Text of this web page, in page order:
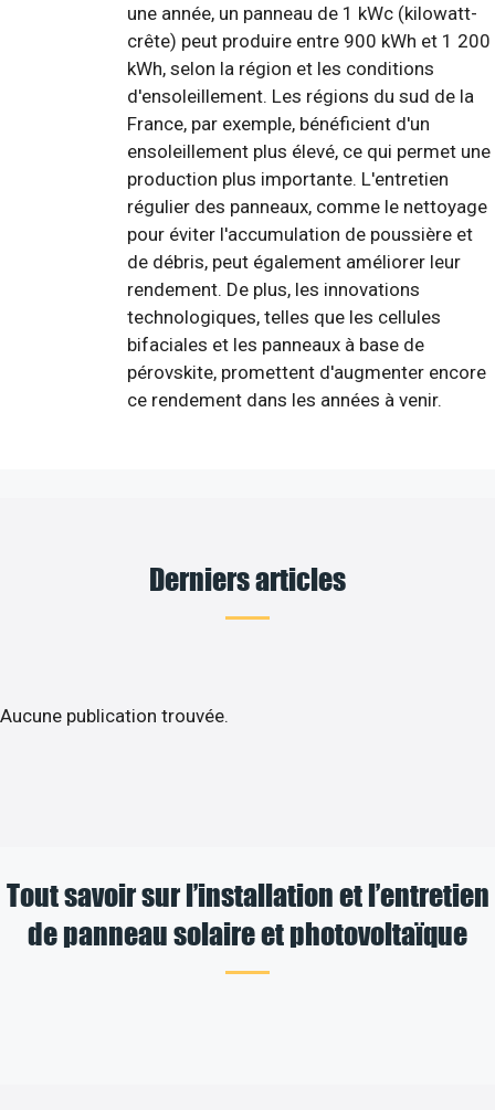
une année, un panneau de 1 kWc (kilowatt-
crête) peut produire entre 900 kWh et 1 200
kWh, selon la région et les conditions
d'ensoleillement. Les régions du sud de la
France, par exemple, bénéficient d'un
ensoleillement plus élevé, ce qui permet une
production plus importante. L'entretien
régulier des panneaux, comme le nettoyage
pour éviter l'accumulation de poussière et
de débris, peut également améliorer leur
rendement. De plus, les innovations
technologiques, telles que les cellules
bifaciales et les panneaux à base de
pérovskite, promettent d'augmenter encore
ce rendement dans les années à venir.
Derniers articles
Aucune publication trouvée.
Tout savoir sur l’installation et l’entretien
de panneau solaire et photovoltaïque